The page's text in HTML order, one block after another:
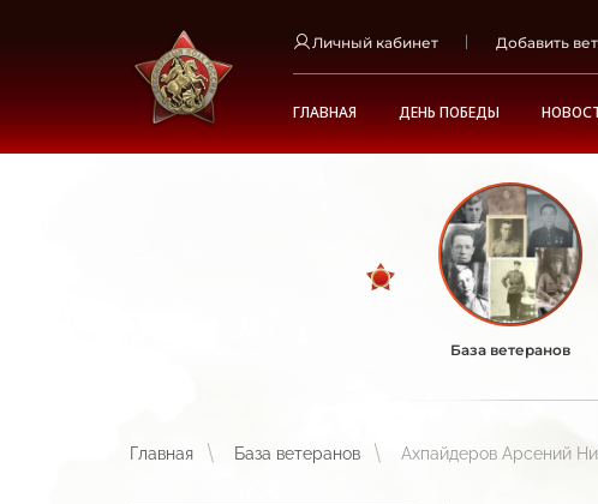
Личный кабинет Добавить
ГЛАВНАЯ ДЕНЬ ПОБЕДЫ
База ветеранов
Главная База ветеранов Ахпайдеров Арсений